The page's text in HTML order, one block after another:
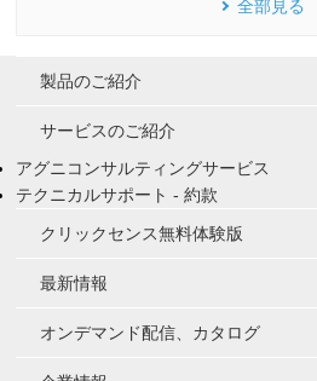
全部見る
製品のご紹介
サービスのご紹介
アグニコンサルティングサービス
テクニカルサポート - 約款
クリックセンス無料体験版
最新情報
オンデマンド配信、カタログ